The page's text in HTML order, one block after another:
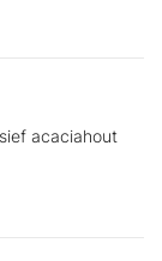
acaciahout